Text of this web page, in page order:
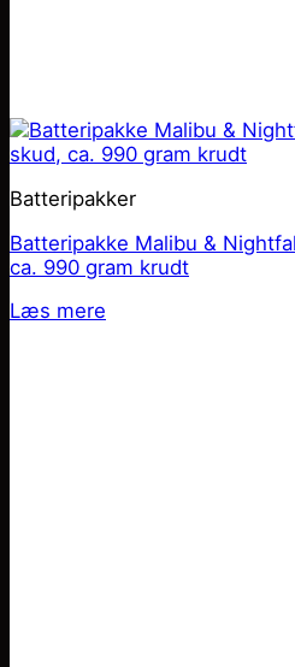
Batteripakker
Batteripakke Malibu &
ca. 990 gram krudt
Læs mere